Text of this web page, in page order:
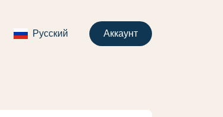
Русский Аккаунт